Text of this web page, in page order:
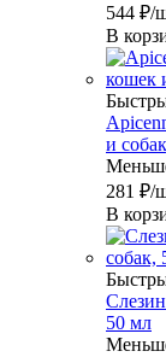
544 ₽/
В
и
281 ₽/
В
50 мл